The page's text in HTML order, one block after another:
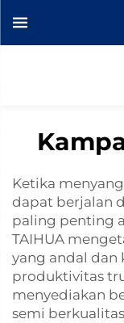
Ketika
dapat berjalan
paling penting
TAIHUA
yang andal dan
produktivitas
menyediakan
semi